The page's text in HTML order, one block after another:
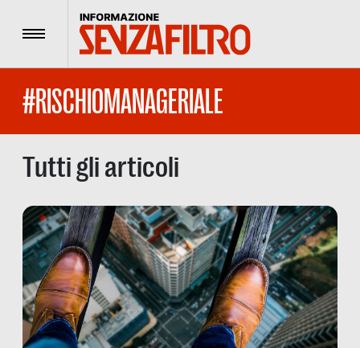
Menu
#RISCHIOMANAGERIALE
Tutti gli articoli